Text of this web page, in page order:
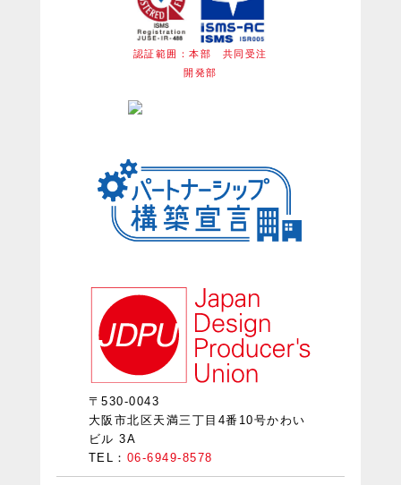
認証範囲：本部 共同受注
開発部
〒530-0043
大阪市北区天満三丁目4番10号かわい
ビル 3A
TEL： 06-6949-8578